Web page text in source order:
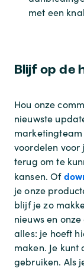
met een
Blijf op de
Hou onze
nieuwste
voordelen voor
terug om te
kansen. Of
je onze
blijf je zo
nieuws en
alles: je hoeft
maken. Je
gebruiken. Als